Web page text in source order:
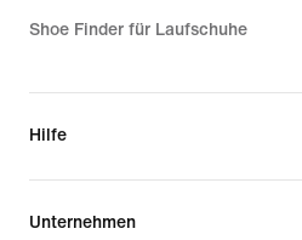
Shoe Finder für Laufschuhe
Hilfe
Unternehmen